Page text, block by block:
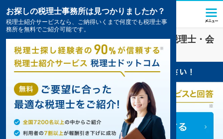
流通・小売業界に強い徳島市(徳島県)の税理士・会
計事務所の一覧8件掲載中
お探しの税理士事務所は見つかりましたか？
税理士紹介サービスなら、ご納得いくまで何度でも税理士事
務所を無料でご紹介可能です。